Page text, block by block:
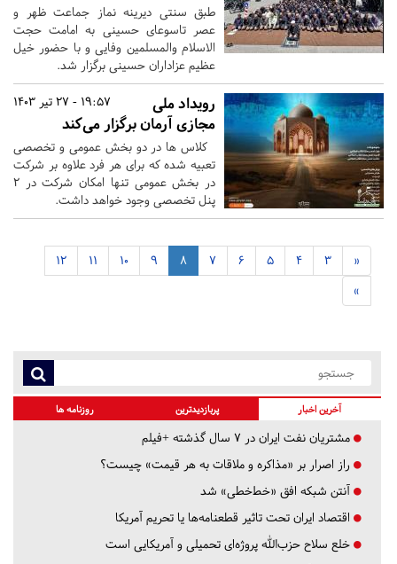
طبق سنتی دیرینه نماز جماعت ظهر و
عصر تاسوعای حسینی به امامت حجت
الاسلام والمسلمین وفایی و با حضور خیل
عظیم عزاداران حسینی برگزار شد.
19:57 - 27 تیر 1403
رویداد ملی
مجازی آرمان برگزار می‌کند
کلاس ها در دو بخش عمومی و تخصصی
تعبیه شده که برای هر فرد علاوه بر شرکت
در بخش عمومی تنها امکان شرکت در ۲
پنل تخصصی وجود خواهد داشت.
«
3
4
5
6
7
8
9
10
11
12
»
آخرین اخبار پربازدیدترین روزنامه ها
مشتریان نفت ایران در ۷ سال گذشته +فیلم
راز اصرار بر «مذاکره و ملاقات به هر قیمت» چیست؟
آنتن شبکه افق «خط‌خطی» شد
اقتصاد ایران تحت تاثیر قطعنامه‌ها یا تحریم‌ آمریکا
خلع سلاح حزب‌الله پروژه‌ای تحمیلی و آمریکایی است